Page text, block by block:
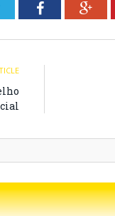
TwitterFacebook